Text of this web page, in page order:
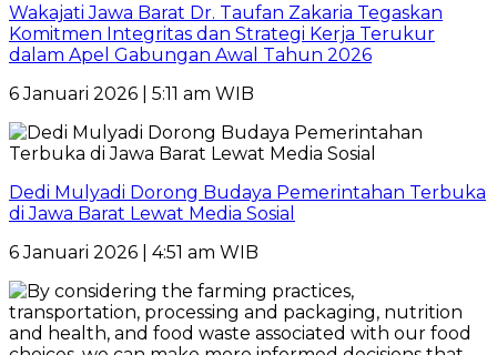
Wakajati Jawa Barat Dr. Taufan Zakaria Tegaskan
Komitmen Integritas dan Strategi Kerja Terukur
dalam Apel Gabungan Awal Tahun 2026
6 Januari 2026 | 5:11 am WIB
Dedi Mulyadi Dorong Budaya Pemerintahan Terbuka
di Jawa Barat Lewat Media Sosial
6 Januari 2026 | 4:51 am WIB